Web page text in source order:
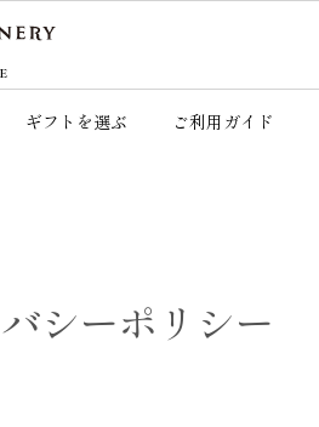
ギフトを選ぶ ご利用ガイド
シーポリシー